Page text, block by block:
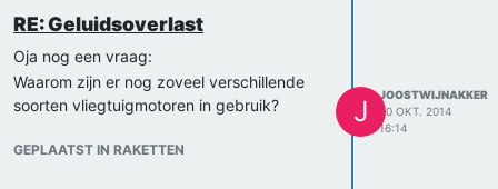
berekeningen kunnen doen.
Alvast bedankt,
Joost en Thomas
De
Deelvragen zijn:
Wat is geluid en hoe horen we het?
Zijn er al oplossingen?
Wat zouden we nog kunnen veranderen?
Het klopt dat we ons hadden in
ons(ik doe dit ook met iemand anders) ook
RE: Geluidsoverlast
Oja nog een vraag:
Waarom zijn er nog zoveel verschillende
soorten vliegtuigmotoren in gebruik?
GEPLAATST IN RAKETTEN
J
JOOSTWIJNAKKER
20 OKT. 2014
16:14